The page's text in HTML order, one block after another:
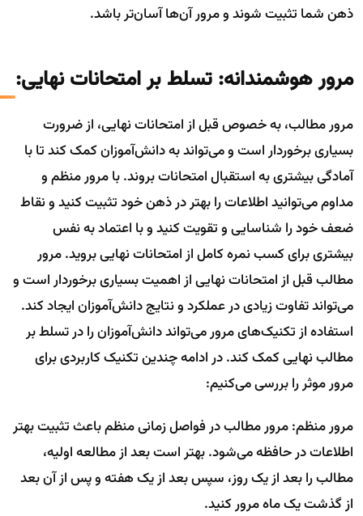
ذهن شما تثبیت شوند و مرور آن‌ها آسان‌تر باشد.
مرور هوشمندانه: تسلط بر امتحانات نهایی:
مرور مطالب، به خصوص قبل از امتحانات نهایی، از ضرورت
بسیاری برخوردار است و می‌تواند به دانش‌آموزان کمک کند تا با
آمادگی بیشتری به استقبال امتحانات بروند. با مرور منظم و
مداوم می‌توانید اطلاعات را بهتر در ذهن خود تثبیت کنید و نقاط
ضعف خود را شناسایی و تقویت کنید و با اعتماد به نفس
بیشتری برای کسب نمره کامل از امتحانات نهایی بروید. مرور
مطالب قبل از امتحانات نهایی از اهمیت بسیاری برخوردار است و
می‌تواند تفاوت زیادی در عملکرد و نتایج دانش‌آموزان ایجاد کند.
استفاده از تکنیک‌های مرور می‌تواند دانش‌آموزان را در تسلط بر
مطالب نهایی کمک کند. در ادامه چندین تکنیک کاربردی برای
مرور موثر را بررسی می‌کنیم:
مرور منظم: مرور مطالب در فواصل زمانی منظم باعث تثبیت بهتر
اطلاعات در حافظه می‌شود. بهتر است بعد از مطالعه اولیه،
مطالب را بعد از یک روز، سپس بعد از یک هفته و پس از آن بعد
از گذشت یک ماه مرور کنید.